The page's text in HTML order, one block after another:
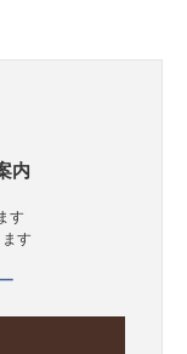
内
す
す